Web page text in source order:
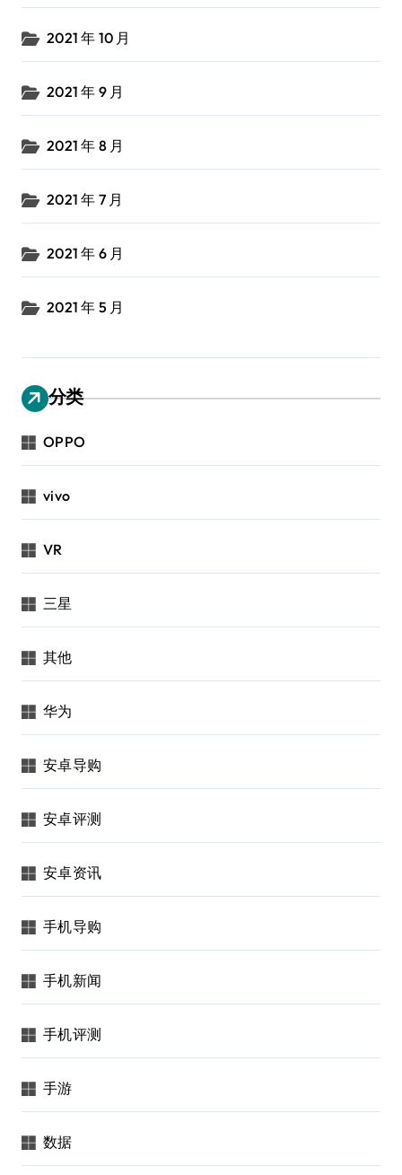
2021 年 10 月
2021 年 9 月
2021 年 8 月
2021 年 7 月
2021 年 6 月
2021 年 5 月
分类
OPPO
vivo
VR
三星
其他
华为
安卓导购
安卓评测
安卓资讯
手机导购
手机新闻
手机评测
手游
数据